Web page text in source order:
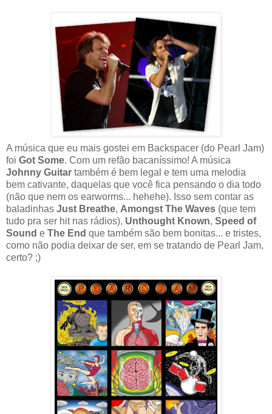
A música que eu mais gostei em Backspacer (do Pearl Jam)
foi Got Some. Com um refão bacaníssimo! A música
Johnny Guitar também é bem legal e tem uma melodia
bem cativante, daquelas que você fica pensando o dia todo
(não que nem os earworms... hehehe). Isso sem contar as
baladinhas Just Breathe, Amongst The Waves (que tem
tudo pra ser hit nas rádios), Unthought Known, Speed of
Sound e The End que também são bem bonitas... e tristes,
como não podia deixar de ser, em se tratando de Pearl Jam,
certo? ;)